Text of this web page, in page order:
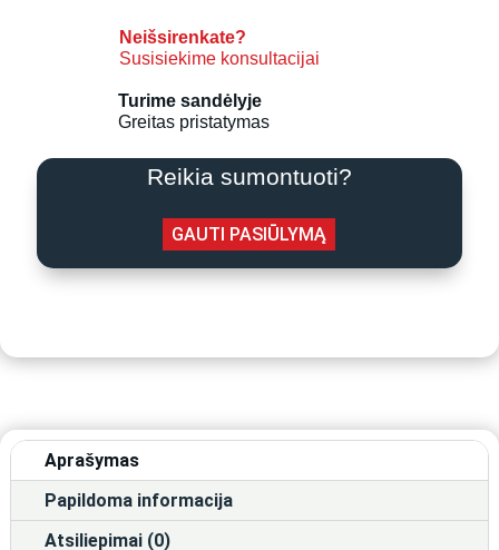
Monoblokas
Neišsirenkate?
Susisiekime konsultacijai
Turime sandėlyje
Greitas pristatymas
Reikia sumontuoti?
GAUTI PASIŪLYMĄ
Aprašymas
Papildoma informacija
Atsiliepimai (0)